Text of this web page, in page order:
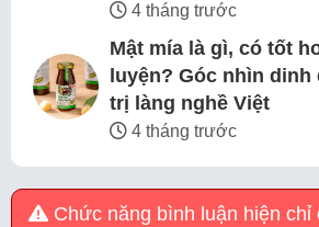
4 tháng trước
Mật mía là gì, có tốt
luyện? Góc nhìn
trị làng nghề Việt
4 tháng trước
Chức năng bình luận hiện chỉ